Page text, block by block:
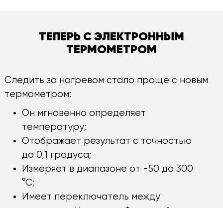
ТЕПЕРЬ С ЭЛЕКТРОННЫМ
ТЕРМОМЕТРОМ
Следить за нагревом стало проще с новым
термометром:
Он мгновенно определяет
температуру;
Отображает результат с точностью
до 0,1 градуса;
Измеряет в диапазоне от -50 до 300
°С;
Имеет переключатель между